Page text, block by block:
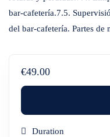
bar-cafetería.7.5.
del bar-cafetería. Partes de
€49.00
Duration